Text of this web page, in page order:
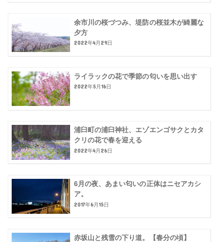
余市川の桜づつみ、堤防の桜並木が綺麗な
夕方
2022年4月29日
ライラックの花で季節の匂いを思い出す
2022年5月16日
浦臼町の浦臼神社、エゾエンゴサクとカタ
クリの花で春を迎える
2022年4月26日
6月の夜、あまい匂いの正体はニセアカシ
ア。
2017年6月15日
赤坂山と残雪の下り道。【春分の頃】